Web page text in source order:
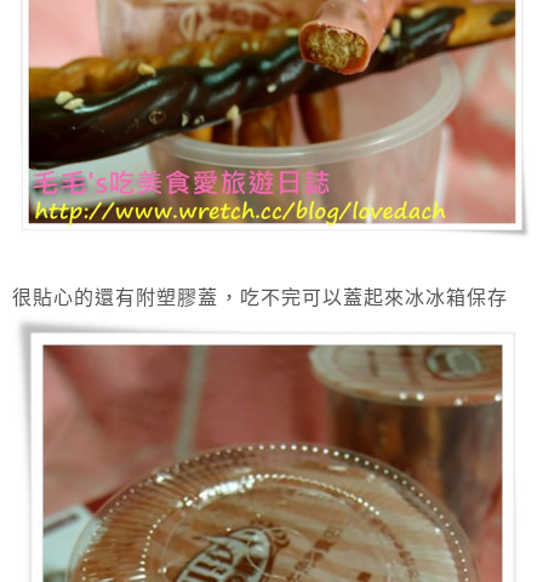
很貼心的還有附塑膠蓋，吃不完可以蓋起來冰冰箱保存